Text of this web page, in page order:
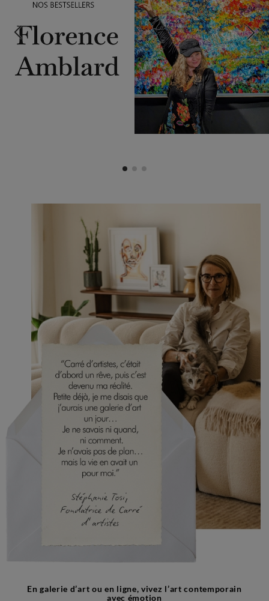
En galerie d’art ou en ligne, vivez l’art contemporain
avec émotion